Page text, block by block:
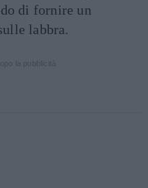
di fornire un
labbra.